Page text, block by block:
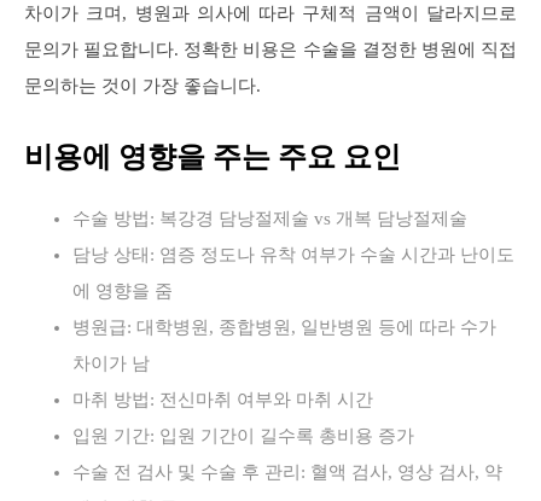
차이가 크며, 병원과 의사에 따라 구체적 금액이 달라지므로
문의가 필요합니다. 정확한 비용은 수술을 결정한 병원에 직접
문의하는 것이 가장 좋습니다.
비용에 영향을 주는 주요 요인
수술 방법: 복강경 담낭절제술 vs 개복 담낭절제술
담낭 상태: 염증 정도나 유착 여부가 수술 시간과 난이도
에 영향을 줌
병원급: 대학병원, 종합병원, 일반병원 등에 따라 수가
차이가 남
마취 방법: 전신마취 여부와 마취 시간
입원 기간: 입원 기간이 길수록 총비용 증가
수술 전 검사 및 수술 후 관리: 혈액 검사, 영상 검사, 약